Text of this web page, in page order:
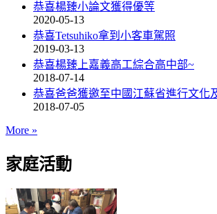
恭喜楊臻小論文獲得優等
2020-05-13
恭喜Tetsuhiko拿到小客車駕照
2019-03-13
恭喜楊臻上嘉義高工綜合高中部~
2018-07-14
恭喜爸爸獲邀至中國江蘇省進行文化
2018-07-05
More »
家庭活動